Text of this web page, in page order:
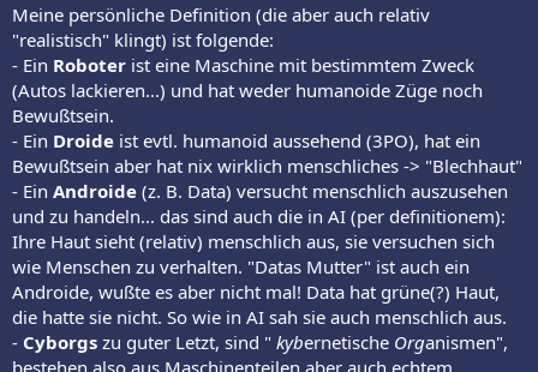
Meine persönliche Definition (die aber auch relativ
"realistisch" klingt) ist folgende:
- Ein Roboter ist eine Maschine mit bestimmtem Zweck
(Autos lackieren...) und hat weder humanoide Züge noch
Bewußtsein.
- Ein Droide ist evtl. humanoid aussehend (3PO), hat ein
Bewußtsein aber hat nix wirklich menschliches -> "Blechhaut"
- Ein Androide (z. B. Data) versucht menschlich auszusehen
und zu handeln... das sind auch die in AI (per definitionem):
Ihre Haut sieht (relativ) menschlich aus, sie versuchen sich
wie Menschen zu verhalten. "Datas Mutter" ist auch ein
Androide, wußte es aber nicht mal! Data hat grüne(?) Haut,
die hatte sie nicht. So wie in AI sah sie auch menschlich aus.
- Cyborgs zu guter Letzt, sind " kybernetische Organismen",
bestehen also aus Maschinenteilen aber auch echtem